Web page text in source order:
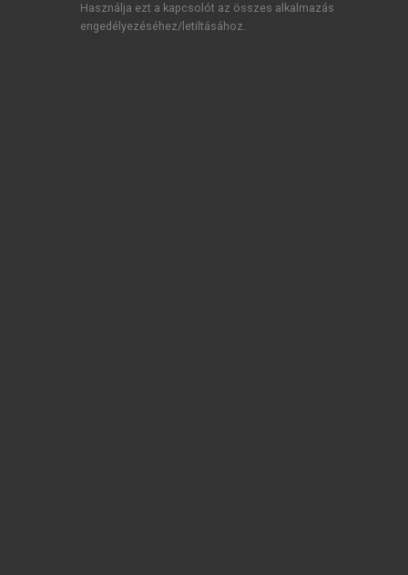
Használja ezt a kapcsolót az összes alkalmazás
engedélyezéséhez/letiltásához.